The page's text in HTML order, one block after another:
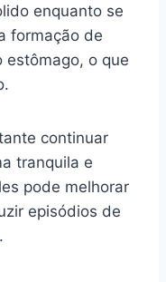
enquanto se
formação de
estômago, o que
continuar
tranquila e
pode melhorar
episódios de